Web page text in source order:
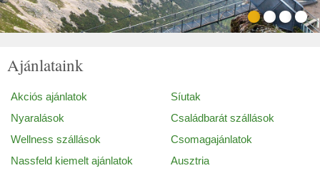
Ajánlataink
Akciós ajánlatok
Síutak
Nyaralások
Családbarát szállások
Wellness szállások
Csomagajánlatok
Nassfeld kiemelt ajánlatok
Ausztria